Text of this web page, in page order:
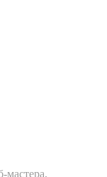
мастера,